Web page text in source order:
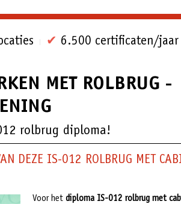
✔ 6.500 certificaten/jaar
MET ROLBRUG -
rolbrug diploma!
DEZE IS-012 ROLBRUG MET
Voor hetdiploma IS-012 rolbrug met